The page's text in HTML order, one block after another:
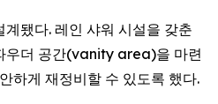
됐다. 레인 샤워 시설을 갖춘
우더 공간(vanity area)을 마련
하게 재정비할 수 있도록 했다.